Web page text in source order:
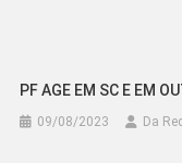
PF AGE EM SC E EM
09/08/2023 Da